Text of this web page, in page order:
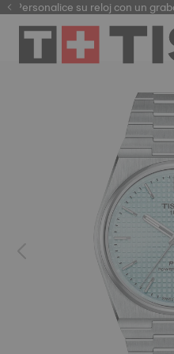
Personalice su reloj con un